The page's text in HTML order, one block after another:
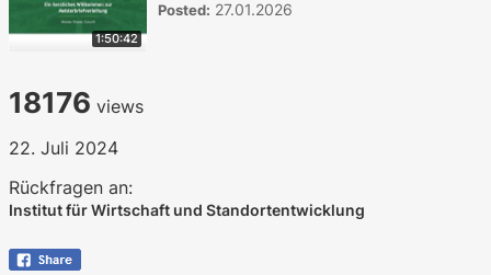
1:50:42
Posted: 27.01.2026
18176 views
22. Juli 2024
Rückfragen an:
Institut für Wirtschaft und Standortentwicklung